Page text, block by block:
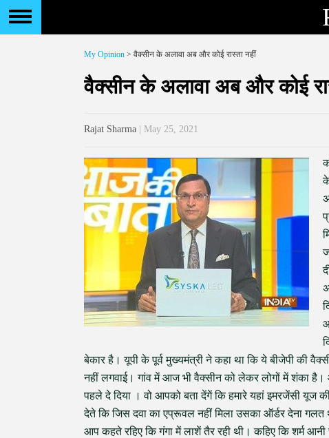
My Opinion > वैक्सीन के अलावा अब और कोई रास्ता नहीं
वैक्सीन के अलावा अब और कोई
Rajat Sharma | May 25, 2021
बेकार है। यूपी के पूर्व मुख्यमंत्री ने कहा था कि ये बीजेपी की
नहीं लगवाई। गांव में आज भी वैक्सीन को लेकर लोगों में शंका है।
पहले दे दिया । वो आपको बता देंगें कि हमारे यहां इमरजेंसी यूज
देते कि जिस दवा का एप्रूवल नहीं मिला उसका ऑर्डर देना
आप कहते रहिए कि गंगा में लाशें तैर रही थी। कहिए कि शर्म आनी